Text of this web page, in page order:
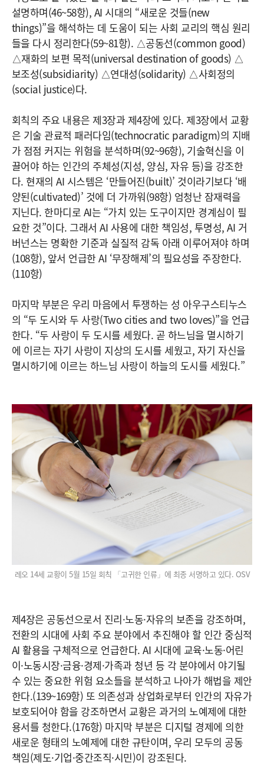
설명하며(46~58항), AI 시대의 “새로운 것들(new
things)”을 해석하는 데 도움이 되는 사회 교리의 핵심 원리
들을 다시 정리한다(59~81항). △공동선(common good)
△재화의 보편 목적(universal destination of goods) △
보조성(subsidiarity) △연대성(solidarity) △사회정의
(social justice)다.
회칙의 주요 내용은 제3장과 제4장에 있다. 제3장에서 교황
은 기술 관료적 패러다임(technocratic paradigm)의 지배
가 점점 커지는 위험을 분석하며(92~96항), 기술혁신을 이
끌어야 하는 인간의 주체성(지성, 양심, 자유 등)을 강조한
다. 현재의 AI 시스템은 ‘만들어진(built)’ 것이라기보다 ‘배
양된(cultivated)’ 것에 더 가까워(98항) 엄청난 잠재력을
지닌다. 한마디로 AI는 “가치 있는 도구이지만 경계심이 필
요한 것”이다. 그래서 AI 사용에 대한 책임성, 투명성, AI 거
버넌스는 명확한 기준과 실질적 감독 아래 이루어져야 하며
(108항), 앞서 언급한 AI ‘무장해제’의 필요성을 주장한다.
(110항)
마지막 부분은 우리 마음에서 투쟁하는 성 아우구스티누스
의 “두 도시와 두 사랑(Two cities and two loves)”을 언급
한다. “두 사랑이 두 도시를 세웠다. 곧 하느님을 멸시하기
에 이르는 자기 사랑이 지상의 도시를 세웠고, 자기 자신을
멸시하기에 이르는 하느님 사랑이 하늘의 도시를 세웠다.”
레오 14세 교황이 5월 15일 회칙 「고귀한 인류」에 최종 서명하고 있다. OSV
제4장은 공동선으로서 진리·노동·자유의 보존을 강조하며,
전환의 시대에 사회 주요 분야에서 추진해야 할 인간 중심적
AI 활용을 구체적으로 언급한다. AI 시대에 교육·노동·어린
이·노동시장·금융·경제·가족과 청년 등 각 분야에서 야기될
수 있는 중요한 위험 요소들을 분석하고 나아가 해법을 제안
한다.(139~169항) 또 의존성과 상업화로부터 인간의 자유가
보호되어야 함을 강조하면서 교황은 과거의 노예제에 대한
용서를 청한다.(176항) 마지막 부분은 디지털 경제에 의한
새로운 형태의 노예제에 대한 규탄이며, 우리 모두의 공동
책임(제도·기업·중간조직·시민)이 강조된다.